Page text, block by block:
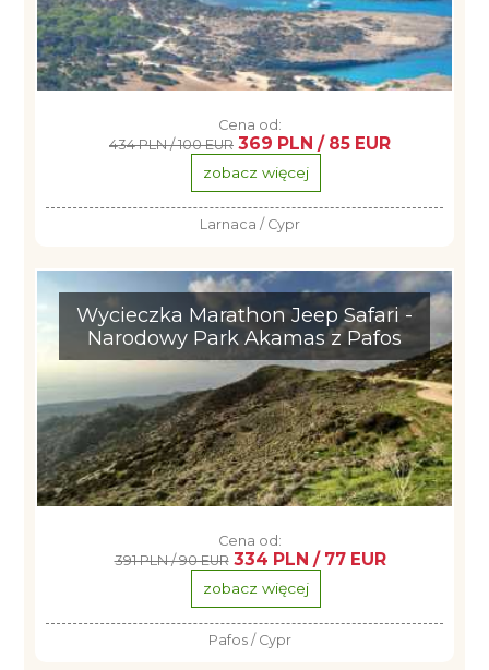
Cena od:
434 PLN / 100 EUR 369 PLN / 85 EUR
zobacz więcej
Larnaca / Cypr
Wycieczka Marathon Jeep Safari -
Narodowy Park Akamas z Pafos
Cena od:
391 PLN / 90 EUR 334 PLN / 77 EUR
zobacz więcej
Pafos / Cypr